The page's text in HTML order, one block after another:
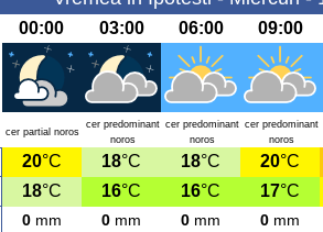
00:00 03:00 06:00 09:00
cer partial noros
cer predominant
noros
cer predominant
noros
cer predominant
noros
20°C 18°C 18°C 20°C
18°C 16°C 16°C 17°C
0 mm 0 mm 0 mm 0 mm